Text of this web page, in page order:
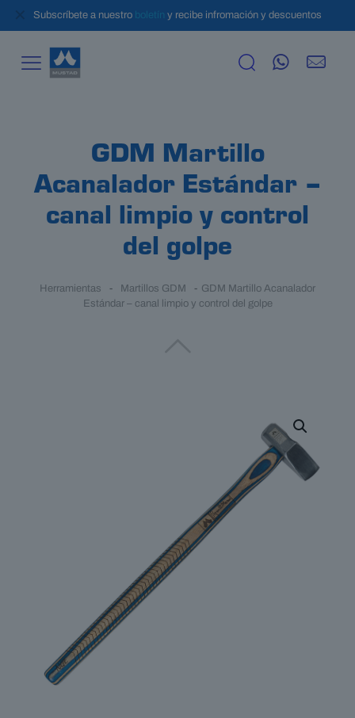
Subscríbete a nuestro boletín y recibe infromación y descuentos
GDM Martillo
Acanalador Estándar –
canal limpio y control
del golpe
Herramientas - Martillos GDM - GDM Martillo Acanalador
Estándar – canal limpio y control del golpe